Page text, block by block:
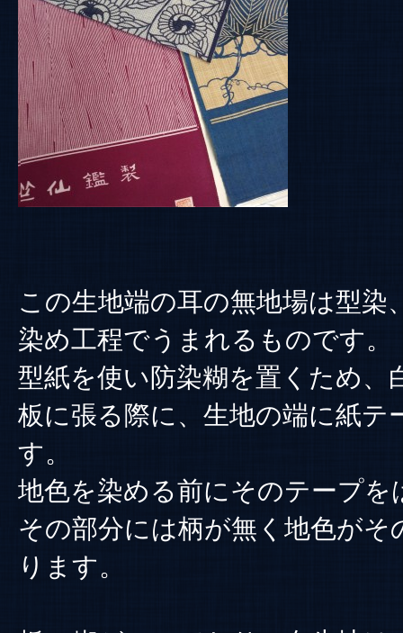
この生地端の耳の無地場は型染
染め工程でうまれるものです。
型紙を使い防染糊を置くため、
板に張る際に、生地の端に紙テ
す。
地色を染める前にそのテープを
その部分には柄が無く地色がそ
ります。